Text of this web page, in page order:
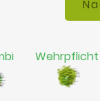
Wehrpflicht